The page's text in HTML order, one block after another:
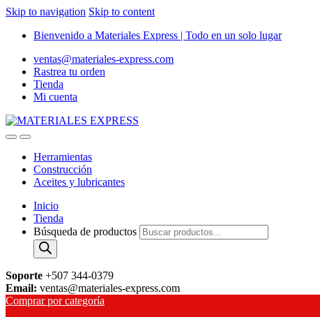
Skip to navigation Skip to content
Bienvenido a Materiales Express | Todo en un solo lugar
ventas@materiales-express.com
Rastrea tu orden
Tienda
Mi cuenta
Herramientas
Construcción
Aceites y lubricantes
Inicio
Tienda
Búsqueda de productos
Soporte +507 344-0379
Email: ventas@materiales-express.com
Comprar por categoría